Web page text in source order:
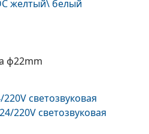
ф22mm
светозвуковая